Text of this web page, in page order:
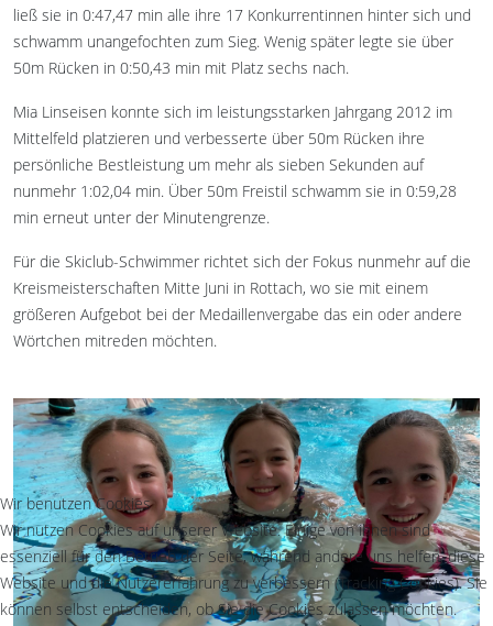
ließ sie in 0:47,47 min alle ihre 17 Konkurrentinnen hinter sich und
schwamm unangefochten zum Sieg. Wenig später legte sie über
50m Rücken in 0:50,43 min mit Platz sechs nach.
Mia Linseisen konnte sich im leistungsstarken Jahrgang 2012 im
Mittelfeld platzieren und verbesserte über 50m Rücken ihre
persönliche Bestleistung um mehr als sieben Sekunden auf
nunmehr 1:02,04 min. Über 50m Freistil schwamm sie in 0:59,28
min erneut unter der Minutengrenze.
Für die Skiclub-Schwimmer richtet sich der Fokus nunmehr auf die
Kreismeisterschaften Mitte Juni in Rottach, wo sie mit einem
größeren Aufgebot bei der Medaillenvergabe das ein oder andere
Wörtchen mitreden möchten.
Wir benutzen Cookies
Wir nutzen Cookies auf unserer Website. Einige von ihnen sind
essenziell für den Betrieb der Seite, während andere uns helfen, diese
Website und die Nutzererfahrung zu verbessern (Tracking Cookies). Sie
können selbst entscheiden, ob Sie die Cookies zulassen möchten.